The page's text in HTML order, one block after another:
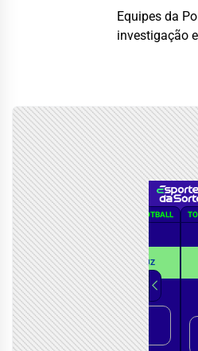
Equipes da
investigação